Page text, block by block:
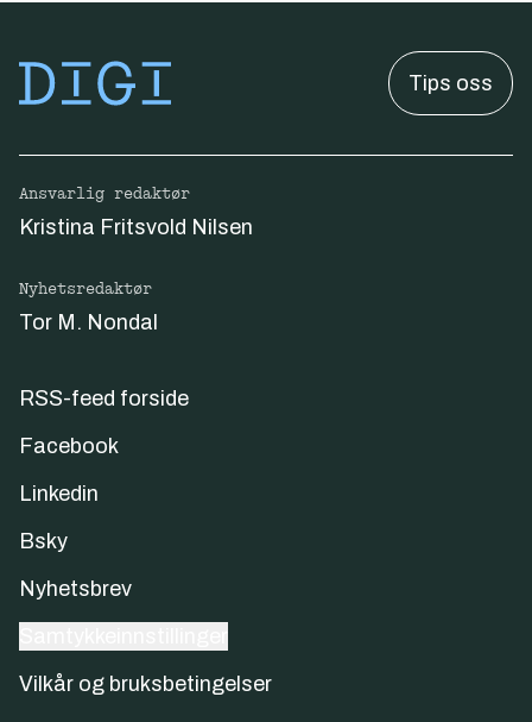
Tips oss
Ansvarlig redaktør
Kristina Fritsvold Nilsen
Nyhetsredaktør
Tor M. Nondal
RSS-feed forside
Facebook
Linkedin
Bsky
Nyhetsbrev
Vilkår og bruksbetingelser